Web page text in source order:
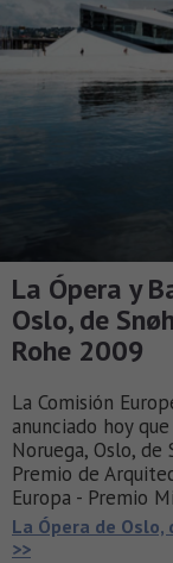
La Ópera y
Oslo, de
Rohe 2009
La Comisión
anunciado hoy
Noruega, Oslo,
Premio de
Europa - Premio
La Ópera de Oslo,
>>